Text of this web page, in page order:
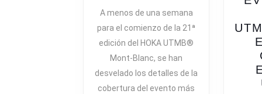
HOKA
UTMB
BLANC
A menos de una semana
para el comienzo de la 21ª
edición del HOKA UTMB®
Mont-Blanc, se han
desvelado los detalles de la
cobertura del evento más